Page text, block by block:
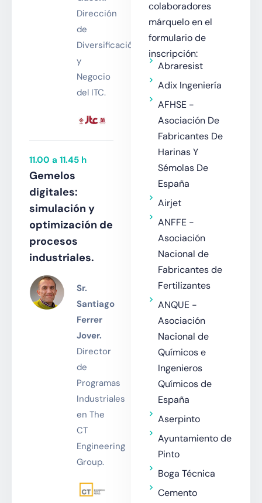
Dirección
de
Diversificación
y
Negocio
del ITC.
11.00 a 11.45 h
Gemelos
digitales:
simulación y
optimización de
procesos
industriales.
Sr.
Santiago
Ferrer
Jover.
Director
de
Programas
Industriales
en The
CT
Engineering
Group.
colaboradores
márquelo en el
formulario de
inscripción:
Abraresist
Adix Ingeniería
AFHSE -
Asociación De
Fabricantes De
Harinas Y
Sémolas De
España
Airjet
ANFFE -
Asociación
Nacional de
Fabricantes de
Fertilizantes
ANQUE -
Asociación
Nacional de
Químicos e
Ingenieros
Químicos de
España
Aserpinto
Ayuntamiento de
Pinto
Boga Técnica
Cemento